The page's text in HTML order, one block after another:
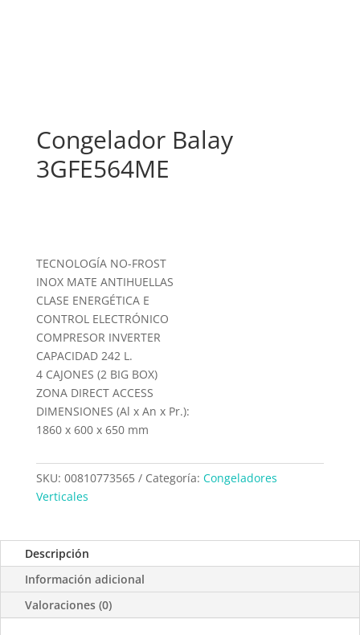
Congelador Balay
3GFE564ME
TECNOLOGÍA NO-FROST
INOX MATE ANTIHUELLAS
CLASE ENERGÉTICA E
CONTROL ELECTRÓNICO
COMPRESOR INVERTER
CAPACIDAD 242 L.
4 CAJONES (2 BIG BOX)
ZONA DIRECT ACCESS
DIMENSIONES (Al x An x Pr.):
1860 x 600 x 650 mm
SKU: 00810773565 Categoría: Congeladores
Verticales
Descripción
Información adicional
Valoraciones (0)